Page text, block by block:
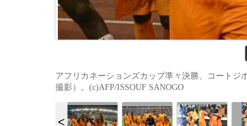
アフリカネーションズカップ準々決勝、コートジ
撮影）。(c)AFP/ISSOUF SANOGO